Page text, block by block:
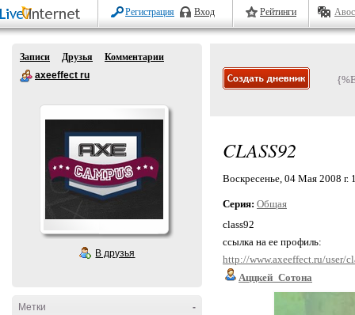
Регистрация Вход Рейтинги
Записи Друзья
Комментарии
axeeffect ru
В друзья
-
Метки
CLASS92
Воскресенье, 04 Мая 2008 г.
Серия: Общая
class92
ссылка на ее профиль:
http://www.axeeffect.ru/user/
Аццкей_Сотона